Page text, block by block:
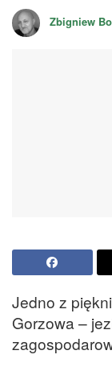
Zbigniew
Jedno z
Gorzowa –